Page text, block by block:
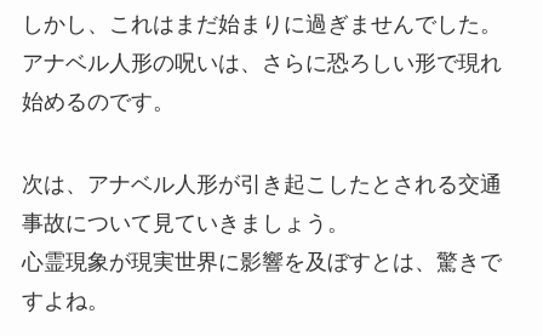
しかし、これはまだ始まりに過ぎませんでした。
アナベル人形の呪いは、さらに恐ろしい形で現れ
始めるのです。
次は、アナベル人形が引き起こしたとされる交通
事故について見ていきましょう。
心霊現象が現実世界に影響を及ぼすとは、驚きで
すよね。